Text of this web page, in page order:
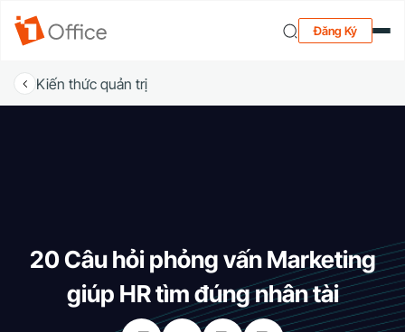
Đăng Ký
Kiến thức quản trị
20 Câu hỏi phỏng vấn Marketing
giúp HR tìm đúng nhân tài